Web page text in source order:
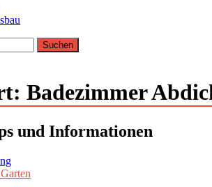
Badezimmer
und Informationen